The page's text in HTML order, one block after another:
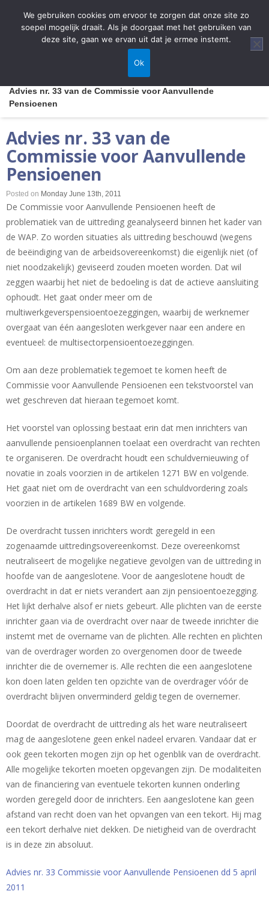
Advies nr. 33 van de Commissie voor Aanvullende
Pensioenen
Advies nr. 33 van de
Commissie voor Aanvullende
Pensioenen
Posted on Monday June 13th, 2011
De Commissie voor Aanvullende Pensioenen heeft de
problematiek van de uittreding geanalyseerd binnen het kader van
de WAP. Zo worden situaties als uittreding beschouwd (wegens
de beëindiging van de arbeidsovereenkomst) die eigenlijk niet (of
niet noodzakelijk) geviseerd zouden moeten worden. Dat wil
zeggen waarbij het niet de bedoeling is dat de actieve aansluiting
ophoudt. Het gaat onder meer om de
multiwerkgeverspensioentoezeggingen, waarbij de werknemer
overgaat van één aangesloten werkgever naar een andere en
eventueel: de multisectorpensioentoezeggingen.
Om aan deze problematiek tegemoet te komen heeft de
Commissie voor Aanvullende Pensioenen een tekstvoorstel van
wet geschreven dat hieraan tegemoet komt.
Het voorstel van oplossing bestaat erin dat men inrichters van
aanvullende pensioenplannen toelaat een overdracht van rechten
te organiseren. De overdracht houdt een schuldvernieuwing of
novatie in zoals voorzien in de artikelen 1271 BW en volgende.
Het gaat niet om de overdracht van een schuldvordering zoals
voorzien in de artikelen 1689 BW en volgende.
De overdracht tussen inrichters wordt geregeld in een
zogenaamde uittredingsovereenkomst. Deze overeenkomst
neutraliseert de mogelijke negatieve gevolgen van de uittreding in
hoofde van de aangeslotene. Voor de aangeslotene houdt de
overdracht in dat er niets verandert aan zijn pensioentoezegging.
Het lijkt derhalve alsof er niets gebeurt. Alle plichten van de eerste
inrichter gaan via de overdracht over naar de tweede inrichter die
instemt met de overname van de plichten. Alle rechten en plichten
van de overdrager worden zo overgenomen door de tweede
inrichter die de overnemer is. Alle rechten die een aangeslotene
kon doen laten gelden ten opzichte van de overdrager vóór de
overdracht blijven onverminderd geldig tegen de overnemer.
Doordat de overdracht de uittreding als het ware neutraliseert
mag de aangeslotene geen enkel nadeel ervaren. Vandaar dat er
ook geen tekorten mogen zijn op het ogenblik van de overdracht.
Alle mogelijke tekorten moeten opgevangen zijn. De modaliteiten
van de financiering van eventuele tekorten kunnen onderling
worden geregeld door de inrichters. Een aangeslotene kan geen
afstand van recht doen van het opvangen van een tekort. Hij mag
een tekort derhalve niet dekken. De nietigheid van de overdracht
is in deze zin absoluut.
Advies nr. 33 Commissie voor Aanvullende Pensioenen dd 5 april
2011
We gebruiken cookies om ervoor te zorgen dat onze site zo
soepel mogelijk draait. Als je doorgaat met het gebruiken van
deze site, gaan we ervan uit dat je ermee instemt.
Ok